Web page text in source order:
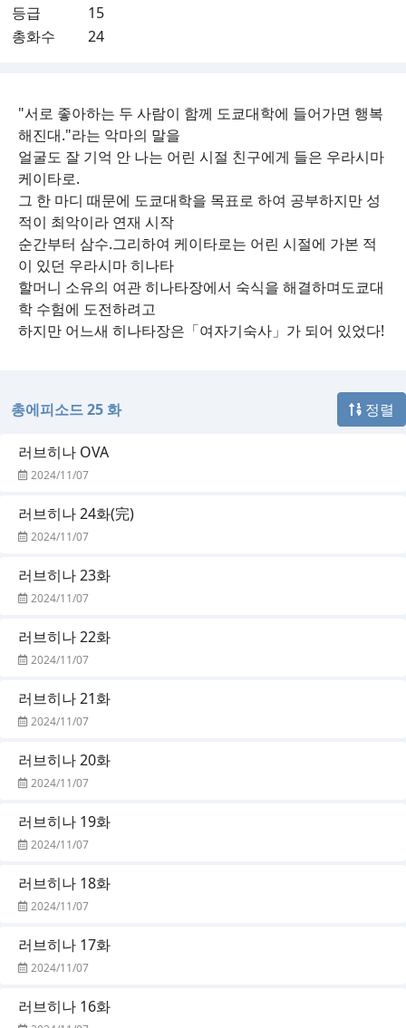
등급
15
총화수
24
"서로 좋아하는 두 사람이 함께 도쿄대학에 들어가면 행복
해진대."라는 악마의 말을
얼굴도 잘 기억 안 나는 어린 시절 친구에게 들은 우라시마
케이타로.
그 한 마디 때문에 도쿄대학을 목표로 하여 공부하지만 성
적이 최악이라 연재 시작
순간부터 삼수.그리하여 케이타로는 어린 시절에 가본 적
이 있던 우라시마 히나타
할머니 소유의 여관 히나타장에서 숙식을 해결하며도쿄대
학 수험에 도전하려고
하지만 어느새 히나타장은「여자기숙사」가 되어 있었다!
총에피소드 25 화 정렬
러브히나 OVA
2024/11/07
러브히나 24화(完)
2024/11/07
러브히나 23화
2024/11/07
러브히나 22화
2024/11/07
러브히나 21화
2024/11/07
러브히나 20화
2024/11/07
러브히나 19화
2024/11/07
러브히나 18화
2024/11/07
러브히나 17화
2024/11/07
러브히나 16화